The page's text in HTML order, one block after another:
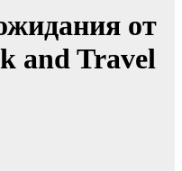
от
and Travel